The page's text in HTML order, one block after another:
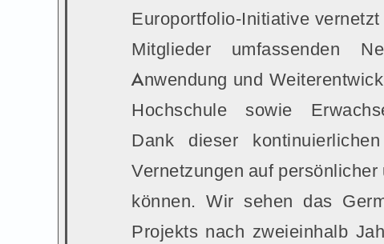
Europortfolio-Initiative vernetzt
Mitglieder umfassenden
Anwendung und
Hochschule sowie
Dank dieser
Vernetzungen auf
können. Wir sehen das
Projekts nach zweieinhalb